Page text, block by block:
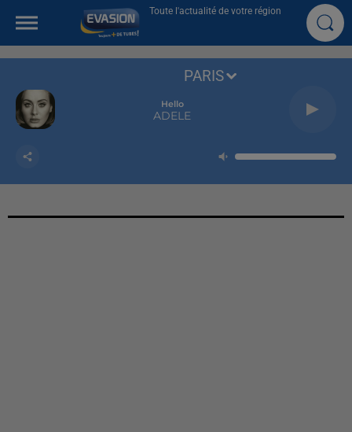
Toute l'actualité de votre région
Hello
ADELE
PARIS